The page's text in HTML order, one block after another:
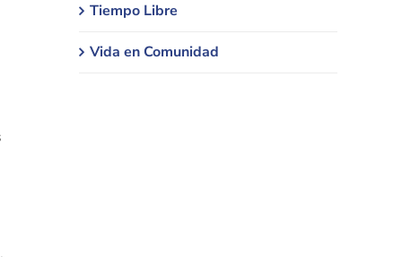
Tiempo Libre
Vida en Comunidad